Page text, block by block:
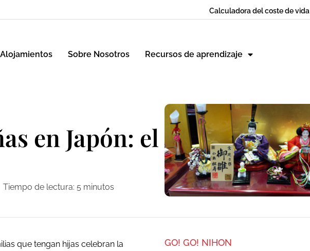
Calculadora del coste de vida
Alojamientos Sobre Nosotros Recursos de aprendizaje
en Japón: el
Tiempo de lectura: 5 minutos
que tengan hijas celebran la
GO! GO! NIHON